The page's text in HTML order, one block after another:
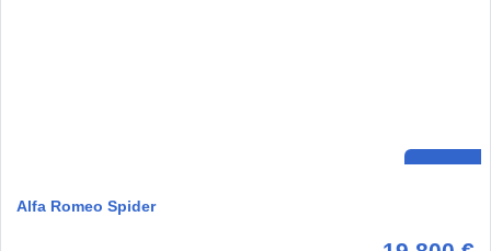
Alfa Romeo Spider